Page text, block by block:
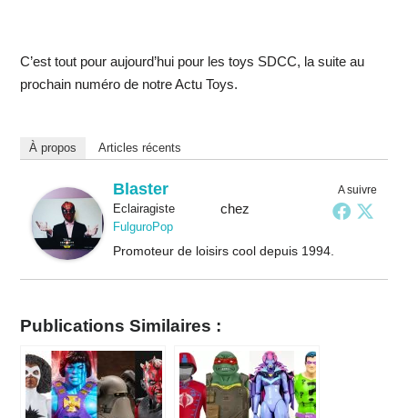
C’est tout pour aujourd’hui pour les toys SDCC, la suite au
prochain numéro de notre Actu Toys.
À propos Articles récents
A suivre
Blaster
Eclairagistechez
FulguroPop
Promoteur de loisirs cool depuis 1994.
Publications Similaires :